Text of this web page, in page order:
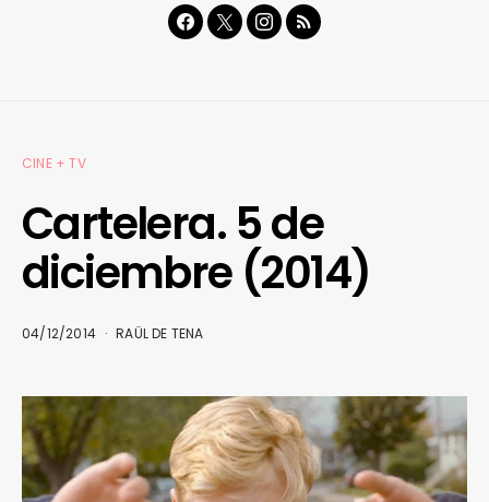
CINE + TV
Cartelera. 5 de
diciembre (2014)
04/12/2014 RAÜL DE TENA